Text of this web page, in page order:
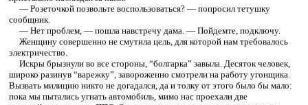
— Розеточкой позвольте воспользоваться? — попросил тетушку
сообщник.
— Нет проблем, — пошла навстречу дама. — Пойдемте, подключу.
Женщину совершенно не смутила цель, для которой нам требовалось
электричество.
Искры брызнули во все стороны, “болгарка” завыла. Десяток человек,
широко разинув “варежку”, завороженно смотрели на работу угонщика.
Вызвать милицию никто не догадался, да и толку от этого было бы мало:
пока мы пытались угнать автомобиль, мимо нас проехали две